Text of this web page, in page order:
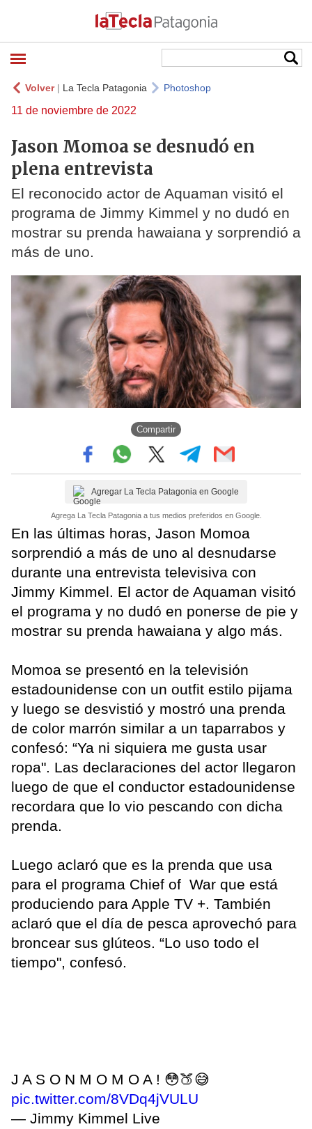
Volver| La Tecla Patagonia Photoshop
11 de noviembre de 2022
Jason Momoa se desnudó en
plena entrevista
El reconocido actor de Aquaman visitó el
programa de Jimmy Kimmel y no dudó en
mostrar su prenda hawaiana y sorprendió a
más de uno.
Compartir
Agregar La Tecla Patagonia en Google
Agrega La Tecla Patagonia a tus medios preferidos en Google.
En las últimas horas, Jason Momoa
sorprendió a más de uno al desnudarse
durante una entrevista televisiva con
Jimmy Kimmel. El actor de Aquaman visitó
el programa y no dudó en ponerse de pie y
mostrar su prenda hawaiana y algo más.
Momoa se presentó en la televisión
estadounidense con un outfit estilo pijama
y luego se desvistió y mostró una prenda
de color marrón similar a un taparrabos y
confesó: “Ya ni siquiera me gusta usar
ropa". Las declaraciones del actor llegaron
luego de que el conductor estadounidense
recordara que lo vio pescando con dicha
prenda.
Luego aclaró que es la prenda que usa
para el programa Chief of War que está
produciendo para Apple TV +. También
aclaró que el día de pesca aprovechó para
broncear sus glúteos. “Lo uso todo el
tiempo", confesó.
J A S O N M O M O A ! 😳🍑😅
pic.twitter.com/8VDq4jVULU
— Jimmy Kimmel Live